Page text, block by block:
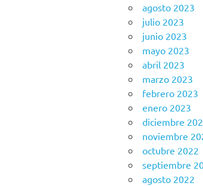
agosto 2023
julio 2023
junio 2023
mayo 2023
abril 2023
marzo 2023
febrero 2023
enero 2023
diciembre
noviembre
octubre 2022
septiembre
agosto 2022